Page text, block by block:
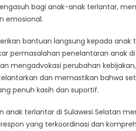
bagi anak-anak terlantar,
emosional.
bantuan langsung kepada anak
permasalahan penelantaran anak
mengadvokasi perubahan
dan memastikan bahwa
penuh kasih dan suportif.
anak terlantar di Sulawesi Selatan
yang terkoordinasi dan